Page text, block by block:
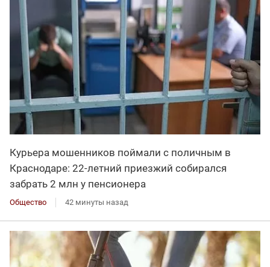
Курьера мошенников поймали с поличным в
Краснодаре: 22-летний приезжий собирался
забрать 2 млн у пенсионера
Общество 42 минуты назад